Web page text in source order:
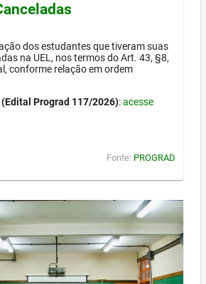
dos estudantes que tiveram suas
na UEL, nos termos do Art. 43, §8,
conforme relação em ordem
Prograd 117/2026):acesse
Fonte: PROGRAD